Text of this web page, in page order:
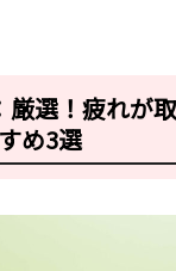
厳選！疲れが
め3選